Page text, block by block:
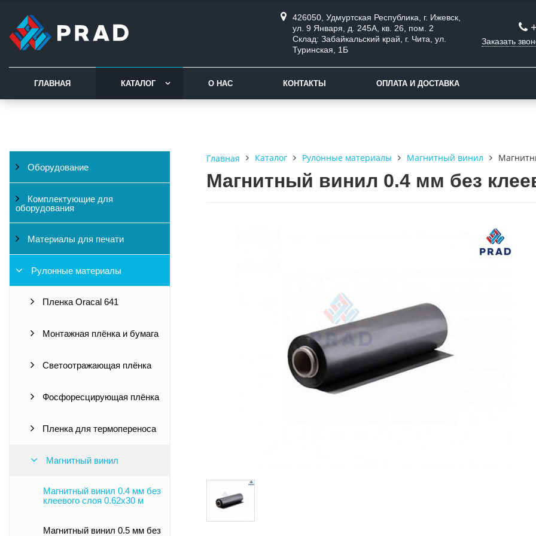
426050, Удмуртская Республика, г. Ижевск,
ул. 9 Января, д. 245А, кв. 26, пом. 2
Склад: Забайкальский край, г. Чита, ул.
Туринская, 1Б
Заказать
ГЛАВНАЯ КАТАЛОГ О НАС КОНТАКТЫ ОПЛАТА И ДОСТАВКА
Оборудование
Комплектующие для
оборудования
Материалы для печати
Рулонные материалы
Пленка Oracal 641
Монтажная плёнка и бумага
Светоотражающая плёнка
Фосфоресцирующая плёнка
Пленка для термопереноса
Магнитный винил
Магнитный винил 0.4 мм без
клеевого слоя 0.62x30 м
Магнитный винил 0.5 мм без
Главная Каталог Рулонные материалы Магнитный винил
Магнитный винил 0.4 мм без